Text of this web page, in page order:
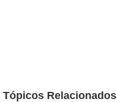
Tópicos Relacionados